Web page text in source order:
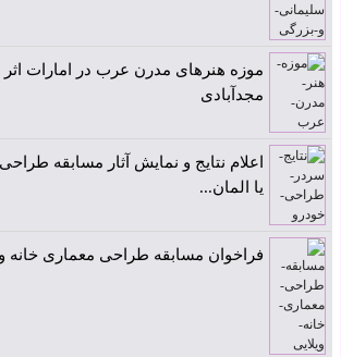
موزه هنرهای مدرن عرب در امارات اثر
مجدآبادی
اعلام نتایج و نمایش آثار مسابقه
یا المان...
فراخوان مسابقه طراحی معماری خانه